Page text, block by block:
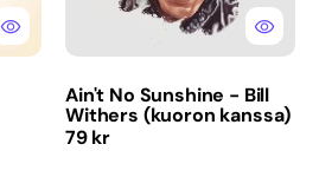
Ain't No Sunshine - Bill
Withers (kuoron kanssa)
Normaalihinta
79 kr